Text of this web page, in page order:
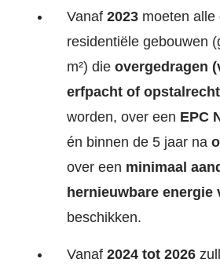
Vanaf 2023moeten alle
residentiële gebouwen
m²) die overgedragen
erfpacht of
worden, over een EPC
én binnen de 5 jaar na
over een minimaal
hernieuwbare energie
beschikken.
Vanaf 2024 tot 2026